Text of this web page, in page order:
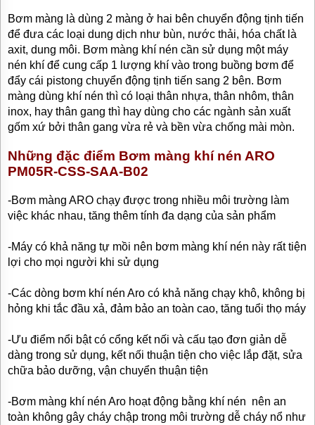
VÒI
PHỤ
KIỆN
MÁY
BƠM
TƯ
VẤN
MUA
HÀNG
GIỚI
THIỆU
SẢN
MỚI
BÁN
CƠ
ĐIỆN
CỦA
CHẤT
LƯỢNG
CAO
LIÊN
HỆ
Bơm màng là dùng 2 màng ở hai bên chuyển động tịnh tiến
để đưa các loại dung dịch như bùn, nước thải, hóa chất là
axit, dung môi. Bơm màng khí nén cần sử dụng một máy
nén khí để cung cấp 1 lượng khí vào trong buồng bơm để
đẩy cái pistong chuyển động tịnh tiến sang 2 bên. Bơm
màng dùng khí nén thì có loại thân nhựa, thân nhôm, thân
inox, hay thân gang thì hay dùng cho các ngành sản xuất
gốm xứ bởi thân gang vừa rẻ và bền vừa chống mài mòn.
Những đặc điểm Bơm màng khí nén ARO
PM05R-CSS-SAA-B02
-Bơm màng ARO chạy được trong nhiều môi trường làm
việc khác nhau, tăng thêm tính đa dạng của sản phẩm
-Máy có khả năng tự mồi nên bơm màng khí nén này rất tiện
lợi cho mọi người khi sử dụng
-Các dòng bơm khí nén Aro có khả năng chạy khô, không bị
hỏng khi tắc đầu xả, đảm bảo an toàn cao, tăng tuổi thọ máy
-Ưu điểm nổi bật có cổng kết nối và cấu tạo đơn giản dễ
dàng trong sử dụng, kết nối thuận tiện cho việc lắp đặt, sửa
chữa bảo dưỡng, vận chuyển thuận tiện
-Bơm màng khí nén Aro hoạt động bằng khí nén nên an
toàn không gây cháy chập trong môi trường dễ cháy nổ như